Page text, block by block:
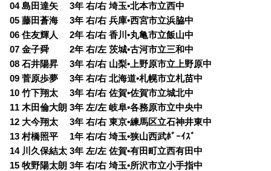
04 島田達矢 3年 右/右 埼玉•北本市立西中
05 藤田蒼海 3年 右/右 兵庫•西宮市立浜脇中
06 住友輝人 2年 右/右 香川•丸亀市立飯山中
07 金子舜 2年 右/左 茨城•古河市立三和中
08 石井陽昇 3年 右/右 山梨•上野原市立上野原中
09 菅原歩夢 3年 右/右 北海道•札幌市立札苗中
10 竹下翔太 3年 右/右 佐賀•佐賀市立城北中
11 木田倫大朗 3年 左/左 岐阜•各務原市立中央中
12 大今翔太 3年 右/右 東京•練馬区立石神井東中
13 村橋照平 1年 右/右 埼玉•狭山西武ﾎﾞｰｲｽﾞ
14 川久保結太 3年 左/左 佐賀•有田町立西有田中
15 牧野陽太朗 3年 右/右 埼玉•所沢市立小手指中